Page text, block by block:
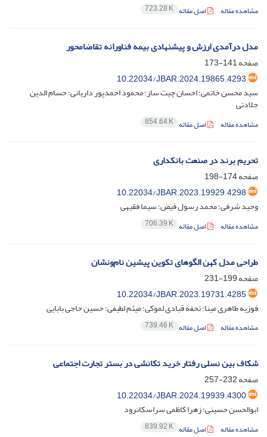
مشاهده مقاله اصل مقاله 723.28 K
مدل درآمدی ارزش و پیشنهادی بیمه فناورانه تقاضامحور
صفحه141-173
10.22034/JBAR.2024.19865.4293
سید محسن خاتمی؛ احسان چیت ساز؛ محمود احمدپور داریانی؛ حسام الدین
جلادتی
مشاهده مقاله اصل مقاله 854.64 K
تحریم برند در صنعت بانکداری
صفحه174-198
10.22034/JBAR.2023.19929.4298
وحید شرفی؛ محمد رسول فیض؛ سیما فقیهی
مشاهده مقاله اصل مقاله 706.39 K
طراحی مدل کهن الگوهای تکوین پیشین نام‌ونشان
صفحه199-231
10.22034/JBAR.2023.19731.4285
فوزیه طاهری مینا؛ تحفه قبادی لموکی؛ میثم لطیفی؛ حسین حاجی بابایی
مشاهده مقاله اصل مقاله 739.46 K
شکاف بین نسلی رفتار خرید تکانشی در بستر تجارت اجتماعی
صفحه232-257
10.22034/JBAR.2024.19939.4300
ابوالحسن حسینی؛ زهرا کاظمی سراسکانرود
مشاهده مقاله اصل مقاله 839.92 K